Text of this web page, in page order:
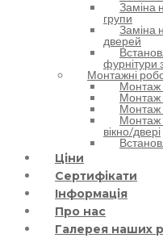
Заміна
групи
Заміна
дверей
фурнітури
Монтажні
Монтаж
Монтаж
Монтаж
Монтаж
вікно/двері
Ціни
Сертифікати
Інформація
Про нас
Галерея наших